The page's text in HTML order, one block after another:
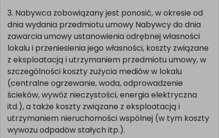
3. Nabywca zobowiązany jest ponosić, w okresie od
dnia wydania przedmiotu umowy Nabywcy do dnia
zawarcia umowy ustanowienia odrębnej własności
lokalu i przeniesienia jego własności, koszty związane
z eksploatacją i utrzymaniem przedmiotu umowy, w
szczególności koszty zużycia mediów w lokalu
(centralne ogrzewanie, woda, odprowadzenie
ścieków, wywóz nieczystości, energia elektryczna
itd.), a także koszty związane z eksploatacją i
utrzymaniem nieruchomości wspólnej (w tym koszty
wywozu odpadów stałych itp.).